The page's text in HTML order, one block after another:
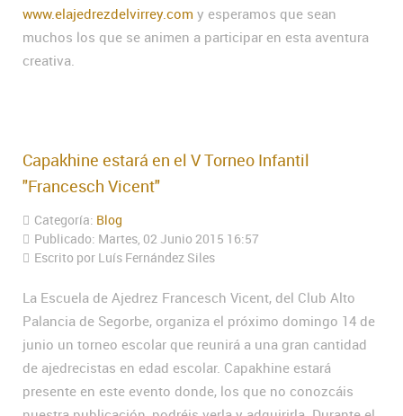
www.elajedrezdelvirrey.com y esperamos que sean
muchos los que se animen a participar en esta aventura
creativa.
Capakhine estará en el V Torneo Infantil
"Francesch Vicent"
Categoría: Blog
Publicado: Martes, 02 Junio 2015 16:57
Escrito por Luís Fernández Siles
La Escuela de Ajedrez Francesch Vicent, del Club Alto
Palancia de Segorbe, organiza el próximo domingo 14 de
junio un torneo escolar que reunirá a una gran cantidad
de ajedrecistas en edad escolar. Capakhine estará
presente en este evento donde, los que no conozcáis